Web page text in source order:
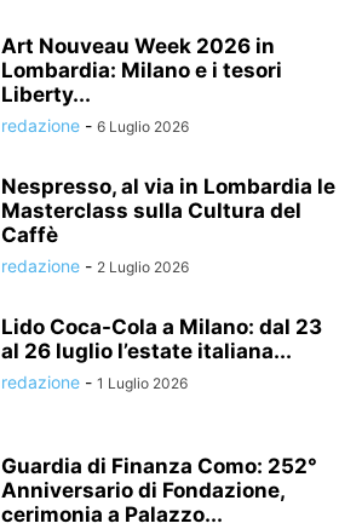
Art Nouveau Week 2026 in
Lombardia: Milano e i tesori
Liberty...
redazione - 6 Luglio 2026
Nespresso, al via in Lombardia le
Masterclass sulla Cultura del
Caffè
redazione - 2 Luglio 2026
Lido Coca-Cola a Milano: dal 23
al 26 luglio l’estate italiana...
redazione - 1 Luglio 2026
Guardia di Finanza Como: 252°
Anniversario di Fondazione,
cerimonia a Palazzo...